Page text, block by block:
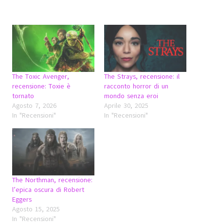
The Toxic Avenger,
recensione: Toxie è
tornato
Agosto 7, 2026
In "Recensioni"
The Strays, recensione: il
racconto horror di un
mondo senza eroi
Aprile 30, 2025
In "Recensioni"
The Northman, recensione:
l’epica oscura di Robert
Eggers
Agosto 15, 2025
In "Recensioni"